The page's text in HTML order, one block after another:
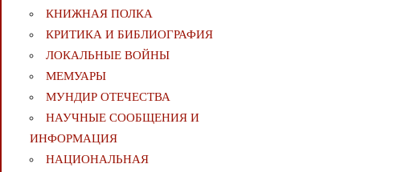
КНИЖНАЯ ПОЛКА
КРИТИКА И БИБЛИОГРАФИЯ
ЛОКАЛЬНЫЕ ВОЙНЫ
МЕМУАРЫ
МУНДИР ОТЕЧЕСТВА
НАУЧНЫЕ СООБЩЕНИЯ И
ИНФОРМАЦИЯ
НАЦИОНАЛЬНАЯ